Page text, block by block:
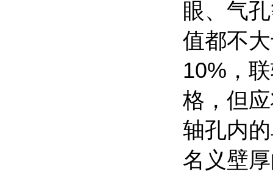
眼、气
值都不
10% ，
格，但
轴孔内
名义壁